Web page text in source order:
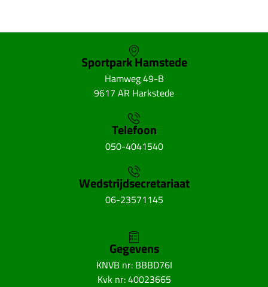
Sportpark Hamstede
Hamweg 49-B
9617 AR Harkstede
Telefoon
050-4041540
Wedstrijdsecretariaat
06-23571145
Gegevens
KNVB nr: BBBD76I
Kvk nr: 40023665